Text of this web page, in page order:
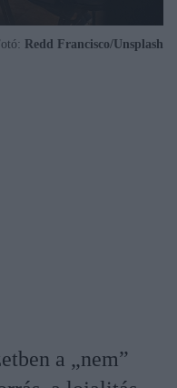
Redd Francisco/Unsplash
a „nem”